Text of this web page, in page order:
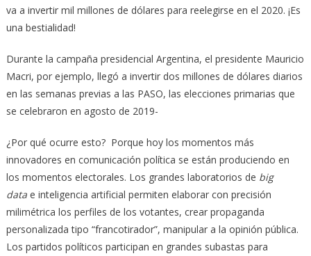
va a invertir mil millones de dólares para reelegirse en el 2020. ¡Es
una bestialidad!
Durante la campaña presidencial Argentina, el presidente Mauricio
Macri, por ejemplo, llegó a invertir dos millones de dólares diarios
en las semanas previas a las PASO, las elecciones primarias que
se celebraron en agosto de 2019-
¿Por qué ocurre esto? Porque hoy los momentos más
innovadores en comunicación política se están produciendo en
los momentos electorales. Los grandes laboratorios de big
datae inteligencia artificial permiten elaborar con precisión
milimétrica los perfiles de los votantes, crear propaganda
personalizada tipo “francotirador”, manipular a la opinión pública.
Los partidos políticos participan en grandes subastas para